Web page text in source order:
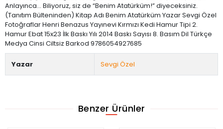
Anlayınca... Biliyoruz, siz de “Benim Atatürküm!” diyeceksiniz.
(Tanıtım Bülteninden) Kitap Adı Benim Atatürküm Yazar Sevgi Özel
Fotoğraflar Henri Benazus Yayınevi Kırmızı Kedi Hamur Tipi 2.
Hamur Ebat 15x23 İlk Baskı Yılı 2014 Baskı Sayısı 8. Basım Dil Türkçe
Medya Cinsi Ciltsiz Barkod 9786054927685
Yazar Sevgi Özel
Benzer Ürünler